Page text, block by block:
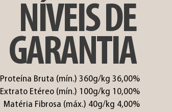
NÍVEIS DE
GARANTIA
Proteína Bruta (mín.) 360g/kg 36,00%
Extrato Etéreo (mín.) 100g/kg 10,00%
Matéria Fibrosa (máx.) 40g/kg 4,00%